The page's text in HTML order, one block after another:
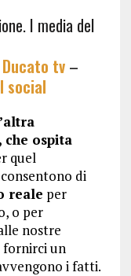
I media del
tv–
I social
ospita
quel
di
reale per
o per
nostre
fornirci un
i fatti.